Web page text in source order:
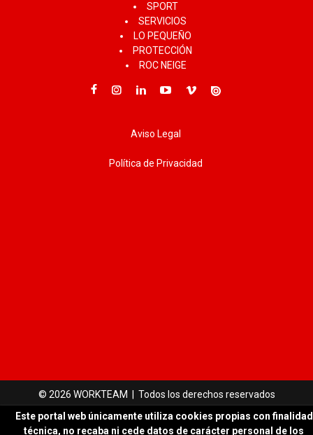
SPORT
SERVICIOS
LO PEQUEÑO
PROTECCIÓN
ROC NEIGE
Aviso Legal
Política de Privacidad
© 2026 WORKTEAM | Todos los derechos reservados
Este portal web únicamente utiliza cookies propias con finalidad
técnica, no recaba ni cede datos de carácter personal de los